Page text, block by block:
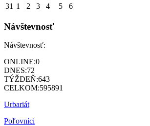
31 1 2 3 4 5 6
Návštevnosť
Návštevnosť:
ONLINE:0
DNES:72
TÝŽDEŇ:643
CELKOM:595891
Urbariát
Poľovníci